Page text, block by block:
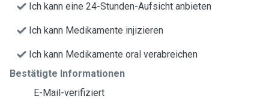
Ich kann eine 24-Stunden-Aufsicht anbieten
Ich kann Medikamente injizieren
Ich kann Medikamente oral verabreichen
Bestätigte Informationen
E-Mail-verifiziert